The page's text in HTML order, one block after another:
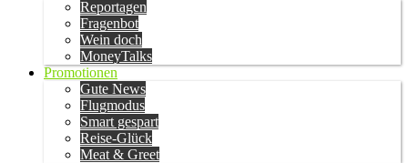
Reportagen
Fragenbot
Wein doch
MoneyTalks
Promotionen
Gute News
Flugmodus
Smart gespart
Reise-Glück
Meat & Greet